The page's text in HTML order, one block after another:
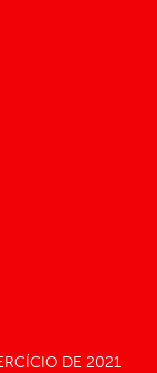
DE 2021